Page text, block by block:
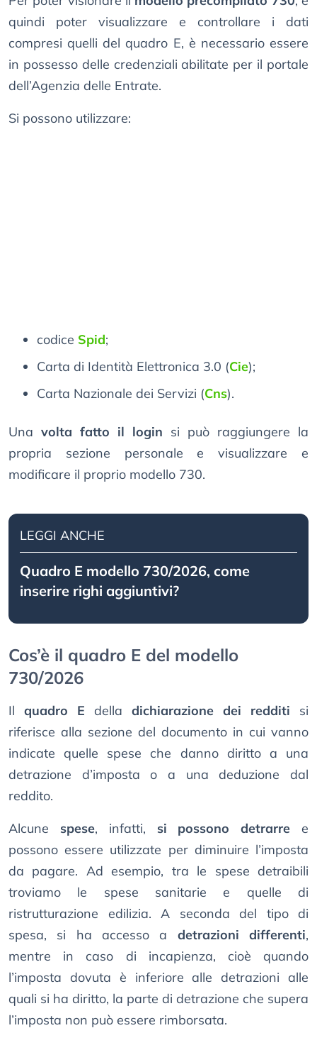
quindi poter visualizzare e controllare i dati
compresi quelli del quadro E, è necessario essere
in possesso delle credenziali abilitate per il portale
dell’Agenzia delle Entrate.
Si possono utilizzare:
codice Spid;
Carta di Identità Elettronica 3.0 (Cie);
Carta Nazionale dei Servizi (Cns).
Una volta fatto il login si può raggiungere la
propria sezione personale e visualizzare e
modificare il proprio modello 730.
LEGGI ANCHE
Quadro E modello 730/2026, come
inserire righi aggiuntivi?
Cos’è il quadro E del modello
730/2026
Il quadro E della dichiarazione dei redditi si
riferisce alla sezione del documento in cui vanno
indicate quelle spese che danno diritto a una
detrazione d’imposta o a una deduzione dal
reddito.
Alcune spese, infatti, si possono detrarre e
possono essere utilizzate per diminuire l’imposta
da pagare. Ad esempio, tra le spese detraibili
troviamo le spese sanitarie e quelle di
ristrutturazione edilizia. A seconda del tipo di
spesa, si ha accesso a detrazioni differenti,
mentre in caso di incapienza, cioè quando
l’imposta dovuta è inferiore alle detrazioni alle
quali si ha diritto, la parte di detrazione che supera
l’imposta non può essere rimborsata.